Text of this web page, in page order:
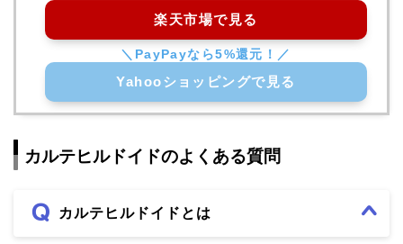
楽天市場で見る
Yahooショッピングで見る
カルテヒルドイドのよくある質問
カルテヒルドイドとは